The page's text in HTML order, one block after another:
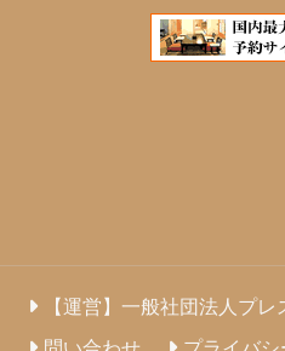
【運営】一般社団法人プ